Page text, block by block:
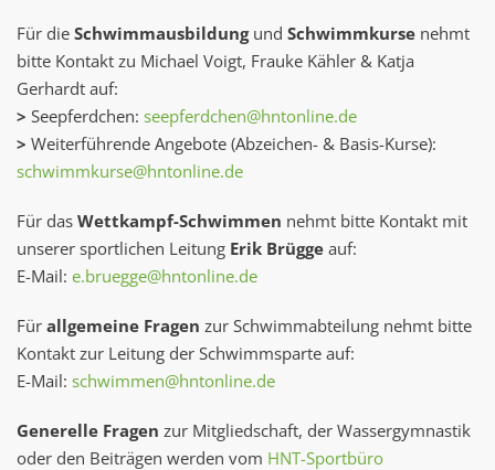
Für die Schwimmausbildungund Schwimmkurse nehmt
bitte Kontakt zu Michael Voigt, Frauke Kähler & Katja
Gerhardt auf:
> Seepferdchen: seepferdchen@hntonline.de
> Weiterführende Angebote (Abzeichen- & Basis-Kurse):
schwimmkurse@hntonline.de
Für das Wettkampf-Schwimmen nehmt bitte Kontakt mit
unserer sportlichen Leitung Erik Brügge auf:
E-Mail: e.bruegge@hntonline.de
Für allgemeine Fragen zur Schwimmabteilung nehmt bitte
Kontakt zur Leitung der Schwimmsparte auf:
E-Mail: schwimmen@hntonline.de
Generelle Fragen zur Mitgliedschaft, der Wassergymnastik
oder den Beiträgen werden vom HNT-Sportbüro